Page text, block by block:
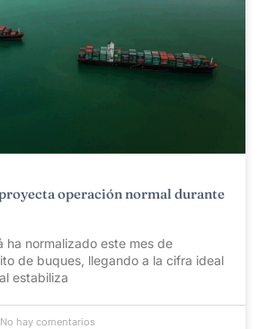
operación normal durante
ha normalizado este mes de
de buques, llegando a la cifra ideal
estabiliza
No hay comentarios